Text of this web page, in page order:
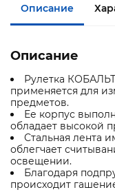
Описание
Описание
Рулетка
применяется для
предметов.
Ее корпус
обладает высокой
Стальная лента
облегчает
освещении.
Благодаря
происходит